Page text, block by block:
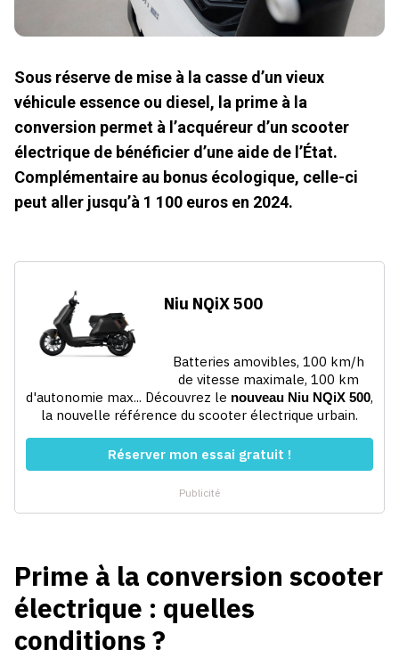
Sous réserve de mise à la casse d’un vieux
véhicule essence ou diesel, la prime à la
conversion permet à l’acquéreur d’un scooter
électrique de bénéficier d’une aide de l’État.
Complémentaire au bonus écologique, celle-ci
peut aller jusqu’à 1 100 euros en 2024.
Prime à la conversion scooter
électrique : quelles
conditions ?